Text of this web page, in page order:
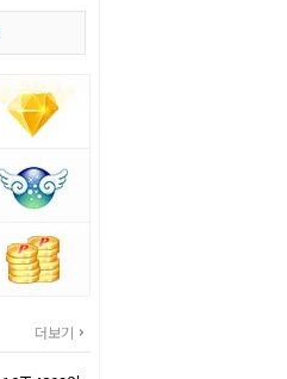
더보기